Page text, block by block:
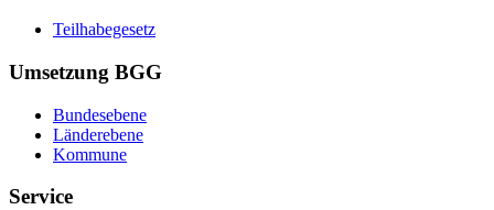
Teilhabegesetz
Umsetzung BGG
Bundesebene
Länderebene
Kommune
Service